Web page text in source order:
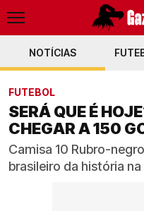
NOTÍCIAS
FUTEBOL
SERÁ QUE É
CHEGAR A 150
Camisa 10 Rubro-
brasileiro da história